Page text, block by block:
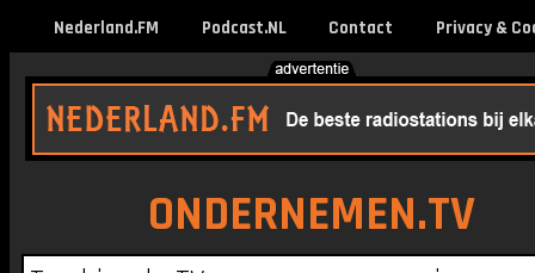
Nederland.FM Podcast.NL Contact Privacy &
ONDERNEMEN.TV